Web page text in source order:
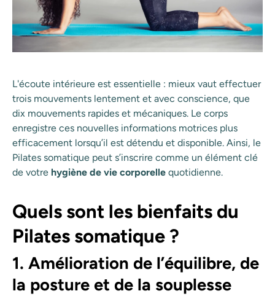
L'écoute intérieure est essentielle : mieux vaut effectuer
trois mouvements lentement et avec conscience, que
dix mouvements rapides et mécaniques. Le corps
enregistre ces nouvelles informations motrices plus
efficacement lorsqu’il est détendu et disponible. Ainsi, le
Pilates somatique peut s’inscrire comme un élément clé
de votre hygiène de vie corporelle quotidienne.
Quels sont les bienfaits du
Pilates somatique ?
1. Amélioration de l’équilibre, de
la posture et de la souplesse